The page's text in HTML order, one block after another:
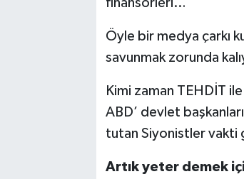
finansörleri…
Öyle bir medya çarkı
savunmak zorunda
Kimi zaman TEHDİT
ABD’ devlet
tutan Siyonistler vakti
Artık yeter demek